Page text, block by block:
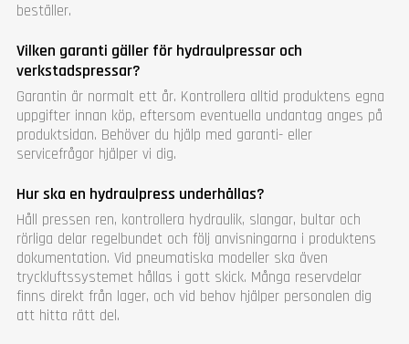
beställer.
Vilken garanti gäller för hydraulpressar och
verkstadspressar?
Garantin är normalt ett år. Kontrollera alltid produktens egna
uppgifter innan köp, eftersom eventuella undantag anges på
produktsidan. Behöver du hjälp med garanti- eller
servicefrågor hjälper vi dig.
Hur ska en hydraulpress underhållas?
Håll pressen ren, kontrollera hydraulik, slangar, bultar och
rörliga delar regelbundet och följ anvisningarna i produktens
dokumentation. Vid pneumatiska modeller ska även
tryckluftssystemet hållas i gott skick. Många reservdelar
finns direkt från lager, och vid behov hjälper personalen dig
att hitta rätt del.